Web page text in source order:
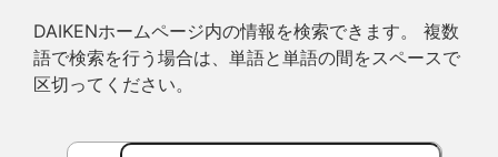
DAIKENホームページ内の情報を検索できます。 複数
語で検索を行う場合は、単語と単語の間をスペースで
区切ってください。